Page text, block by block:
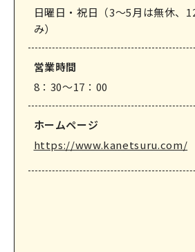
サイトマップ このサイトにつ
日曜日・祝日（3～5月は無休、
み）
営業時間
8：30～17：00
ホームページ
https://www.kanetsuru.com/